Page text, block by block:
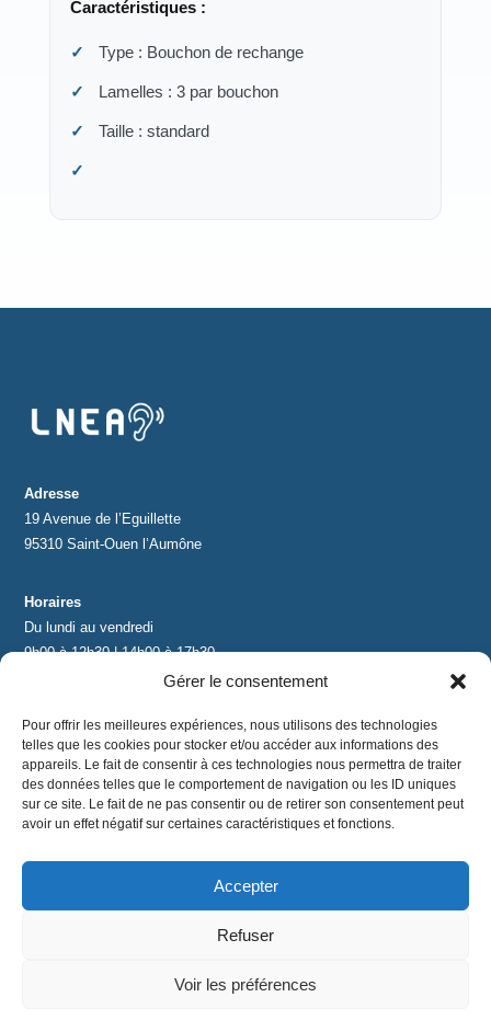
Gérer le consentement
Pour offrir les meilleures expériences, nous utilisons des technologies
telles que les cookies pour stocker et/ou accéder aux informations des
appareils. Le fait de consentir à ces technologies nous permettra de traiter
des données telles que le comportement de navigation ou les ID uniques
sur ce site. Le fait de ne pas consentir ou de retirer son consentement peut
avoir un effet négatif sur certaines caractéristiques et fonctions.
Accepter
Refuser
Voir les préférences
Caractéristiques :
Type : Bouchon de rechange
Lamelles : 3 par bouchon
Taille : standard
Adresse
19 Avenue de l’Eguillette
95310 Saint-Ouen l’Aumône
Horaires
Du lundi au vendredi
9h00 à 12h30 | 14h00 à 17h30
contact@lnea-audition.com
+33 (0)1 34 67 67 17